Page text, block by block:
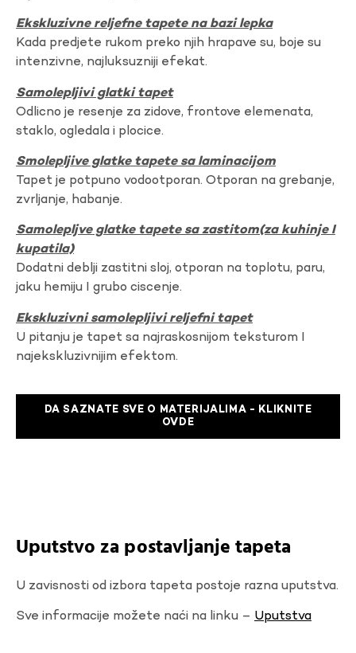
Ekskluzivne reljefne tapete na bazi lepka
Kada predjete rukom preko njih hrapave su, boje su
intenzivne, najluksuzniji efekat.
Samolepljivi glatki tapet
Odlicno je resenje za zidove, frontove elemenata,
staklo, ogledala i plocice.
Smolepljive glatke tapete sa laminacijom
Tapet je potpuno vodootporan. Otporan na grebanje,
zvrljanje, habanje.
Samolepljve glatke tapete sa zastitom(za kuhinje I
kupatila)
Dodatni deblji zastitni sloj, otporan na toplotu, paru,
jaku hemiju I grubo ciscenje.
Ekskluzivni samolepljivi reljefni tapet
U pitanju je tapet sa najraskosnijom teksturom I
najekskluzivnijim efektom.
DA SAZNATE SVE O MATERIJALIMA - KLIKNITE
OVDE
Uputstvo za postavljanje tapeta
U zavisnosti od izbora tapeta postoje razna uputstva.
Sve informacije možete naći na linku – Uputstva